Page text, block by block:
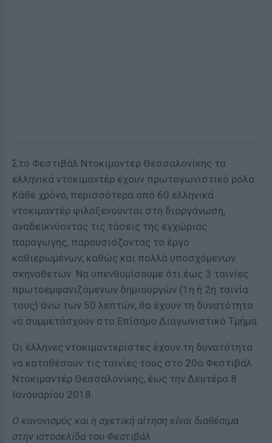
Στο Φεστιβάλ Ντοκιμαντέρ Θεσσαλονίκης τα
ελληνικά ντοκιμαντέρ έχουν πρωταγωνιστικό ρόλο.
Κάθε χρόνο, περισσότερα από 60 ελληνικά
ντοκιμαντέρ φιλοξενούνται στη διοργάνωση,
αναδεικνύοντας τις τάσεις της εγχώριας
παραγωγής, παρουσιάζοντας το έργο
καθιερωμένων, καθώς και πολλά υποσχόμενων
σκηνοθετών. Να υπενθυμίσουμε ότι έως 3 ταινίες
πρωτοεμφανιζόμενων δημιουργών (1η ή 2η ταινία
τους) άνω των 50 λεπτών, θα έχουν τη δυνατότητα
να συμμετάσχουν στο Επίσημο Διαγωνιστικό Τμήμα.
Οι έλληνες ντοκιμαντερίστες έχουν τη δυνατότητα
να καταθέσουν τις ταινίες τους στο 20ο Φεστιβάλ
Ντοκιμαντέρ Θεσσαλονίκης, έως την Δευτέρα 8
Ιανουαρίου 2018.
Ο κανονισμός και η σχετική αίτηση είναι διαθέσιμα
στην ιστοσελίδα του Φεστιβάλ